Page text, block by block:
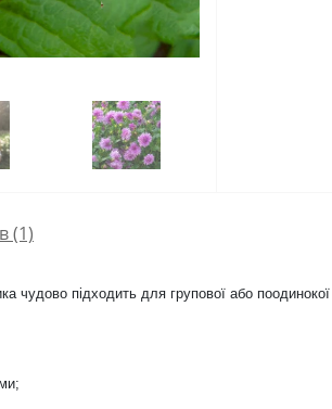
(1)
чудово підходить для групової або